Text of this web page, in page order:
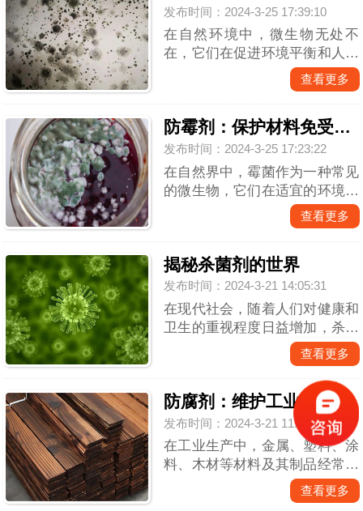
流失，耐药性差，是细菌不产生
抗药...
发布时间：2024-3-25 17:39:10
在自然环境中，微生物无处不
在，它们在促进环境平衡和人类
健康方面发挥着重要作用。然
而，某些微生物如细菌、真菌和
外，还会对工业产生的产物产生
影响，为了对抗这些看不见的威
胁，人类...
查看更多
防霉剂：保护材料免受霉菌侵袭
发布时间：2024-3-25 17:23:22
在自然界中，霉菌作为一种常见
的微生物，它们在适宜的环境中
可以迅速繁殖，导致材料变质、
损坏甚至危害人类健康。为了对
系列防霉剂，这些化学物质或天
然产物能够有效抑制霉菌的生
长，保...
查看更多
揭秘杀菌剂的世界
发布时间：2024-3-21 14:05:31
在现代社会，随着人们对健康和
卫生的重视程度日益增加，杀菌
剂成为了家庭、医疗以及工业领
域中不可或缺的一员。它们默默
地守护着我们的安全，使我们的
生活空间远离有害微生物的侵
扰。但究竟什么是杀菌剂？它们
如何工...
查看更多
防腐剂：维护工业产品安全与延长寿命
发布时间：2024-3-21 11:55:16
在工业生产中，金属、塑料、涂
料、木材等材料及其制品经常面
临微生物、化学和电化学反应的
破坏。这些反应不仅影响材料的
查看更多